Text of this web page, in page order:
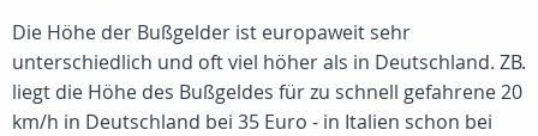
Die Höhe der Bußgelder ist europaweit sehr
unterschiedlich und oft viel höher als in Deutschland. ZB.
liegt die Höhe des Bußgeldes für zu schnell gefahrene 20
km/h in Deutschland bei 35 Euro - in Italien schon bei